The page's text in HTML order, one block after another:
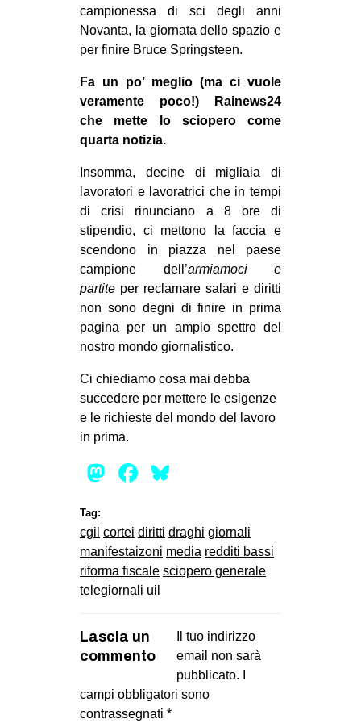
campionessa di sci degli anni
Novanta, la giornata dello spazio e
per finire Bruce Springsteen.
Fa un po’ meglio (ma ci vuole
veramente poco!) Rainews24
che mette lo sciopero come
quarta notizia.
Insomma, decine di migliaia di
lavoratori e lavoratrici che in tempi
di crisi rinunciano a 8 ore di
stipendio, ci mettono la faccia e
scendono in piazza nel paese
campione dell’armiamoci e
partite per reclamare salari e diritti
non sono degni di finire in prima
pagina per un ampio spettro del
nostro mondo giornalistico.
Ci chiediamo cosa mai debba
succedere per mettere le esigenze
e le richieste del mondo del lavoro
in prima.
Mastodon
Facebook
Tag:
cgil cortei diritti draghi giornali
manifestaizoni media redditi bassi
riforma fiscale sciopero generale
telegiornali uil
Lascia un
commento
Il tuo indirizzo
email non sarà
pubblicato.
campi obbligatori sono
contrassegnati *